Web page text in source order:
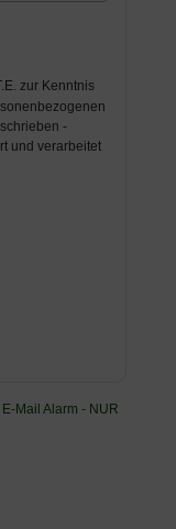
zur Kenntnis
-
und verarbeitet